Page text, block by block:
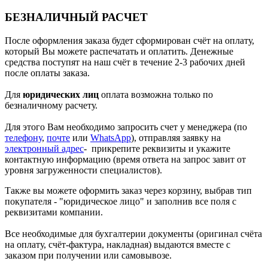
БЕЗНАЛИЧНЫЙ РАСЧЕТ
После оформления заказа будет сформирован счёт на оплату,
который Вы можете распечатать и оплатить. Денежные
средства поступят на наш счёт в течение 2-3 рабочих дней
после оплаты заказа.
Для юридических лиц оплата возможна только по
безналичному расчету.
Для этого Вам необходимо запросить счет у менеджера (по
телефону, почте или WhatsApp), отправляя заявку на
электронный адрес- прикрепите реквизиты и укажите
контактную информацию (время ответа на запрос завит от
уровня загруженности специалистов).
Также вы можете оформить заказ через корзину, выбрав тип
покупателя - "юридическое лицо" и заполнив все поля с
реквизитами компании.
Все необходимые для бухгалтерии документы (оригинал счёта
на оплату, счёт-фактура, накладная) выдаются вместе с
заказом при получении или самовывозе.